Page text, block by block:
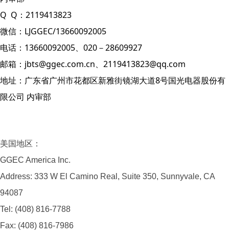
美国地区：
GGEC America Inc.
Address: 333 W El Camino Real, Suite 350, Sunnyvale, CA
94087
Tel: (408) 816-7788
Fax: (408) 816-7986
Q Q：2119413823
微信：LJGGEC/13660092005
电话：13660092005、020－28609927
邮箱：jbts@ggec.com.cn、2119413823@qq.com
地址：广东省广州市花都区新雅街镜湖大道8号国光电器股份有
限公司 内审部